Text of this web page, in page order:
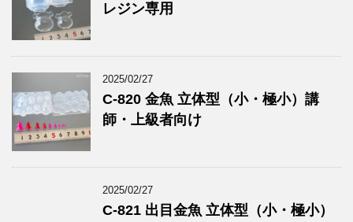
レジン専用
2025/02/27
C-820 金魚 立体型（小・極小）講
師・上級者向け
2025/02/27
C-821 出目金魚 立体型（小・極小）